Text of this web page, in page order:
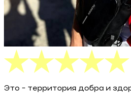
Это - территория добра и